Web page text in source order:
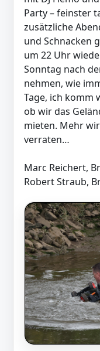
Party – feinster
zusätzliche
und Schnacken
um 22 Uhr
Sonntag nach
nehmen, wie
Tage, ich komm
ob wir das
mieten. Mehr
verraten…
Marc Reichert,
Robert Straub,